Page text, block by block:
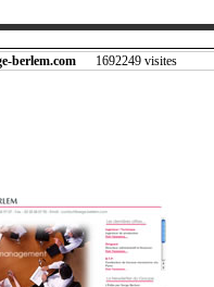
berlem.com 1692249 visites